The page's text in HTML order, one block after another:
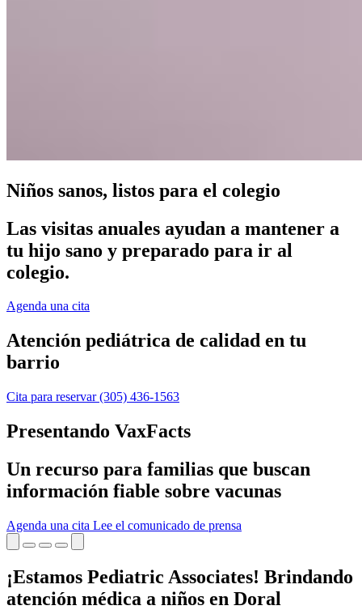
Niños sanos, listos para el colegio
Las visitas anuales ayudan a mantener a
tu hijo sano y preparado para ir al
colegio.
Agenda una cita
Atención pediátrica de calidad en tu
barrio
Cita para reservar(305) 436-1563
Presentando VaxFacts
Un recurso para familias que buscan
información fiable sobre vacunas
Agenda una cita Lee el comunicado de prensa
¡Estamos Pediatric Associates! Brindando
atención médica a niños en Doral